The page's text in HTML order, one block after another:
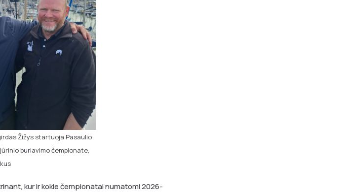
Žižys startuoja Pasaulio
buriavimo čempionate,
kur ir kokie čempionatai numatomi 2026-